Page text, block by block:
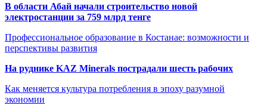
В области Абай начали строительство новой
электростанции за 759 млрд тенге
Профессиональное образование в Костанае: возможности и
перспективы развития
На руднике KAZ Minerals пострадали шесть рабочих
Как меняется культура потребления в эпоху разумной
экономии